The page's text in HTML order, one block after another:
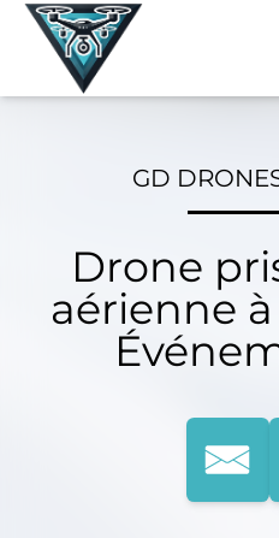
Skip
GD
Drone
aérienne